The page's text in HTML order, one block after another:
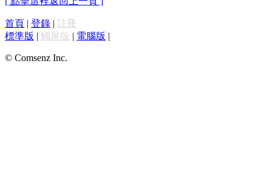
首頁 | 登錄 | 註冊
標準版 | 觸屏版 | 電腦版 |
© Comsenz Inc.